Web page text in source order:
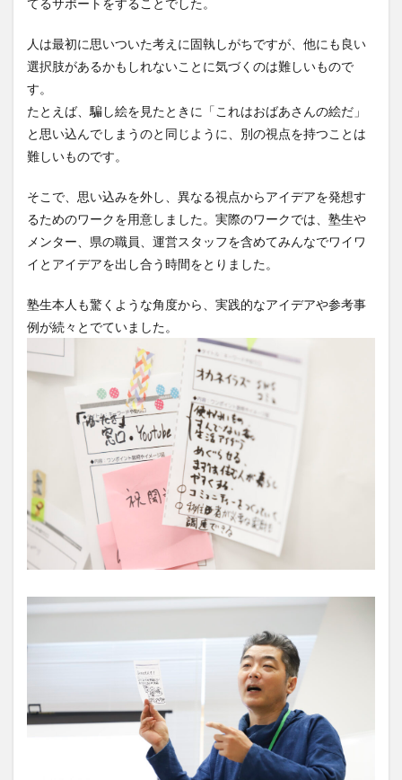
人は最初に思いついた考えに固執しがちですが、他にも良い
選択肢があるかもしれないことに気づくのは難しいもので
す。
たとえば、騙し絵を見たときに「これはおばあさんの絵だ」
と思い込んでしまうのと同じように、別の視点を持つことは
難しいものです。
そこで、思い込みを外し、異なる視点からアイデアを発想す
るためのワークを用意しました。実際のワークでは、塾生や
メンター、県の職員、運営スタッフを含めてみんなでワイワ
イとアイデアを出し合う時間をとりました。
塾生本人も驚くような角度から、実践的なアイデアや参考事
例が続々とでていました。